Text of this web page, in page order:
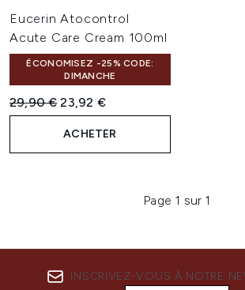
Eucerin Atocontrol
Acute Care Cream 100ml
ÉCONOMISEZ -25% CODE:
DIMANCHE
Prix de vente :
29,90 €Prix ​​actuel :
23,92 €
ACHETER
Page 1 sur 1
INSCRIVEZ-VOUS À NOTRE